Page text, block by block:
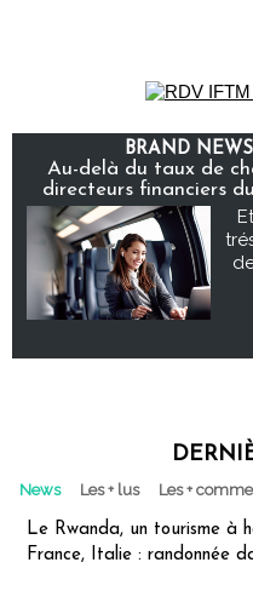
BRAND
Au-delà du taux de
directeurs financiers
News Les + lus Les +
Le Rwanda, un tourisme à
France, Italie : randonnée